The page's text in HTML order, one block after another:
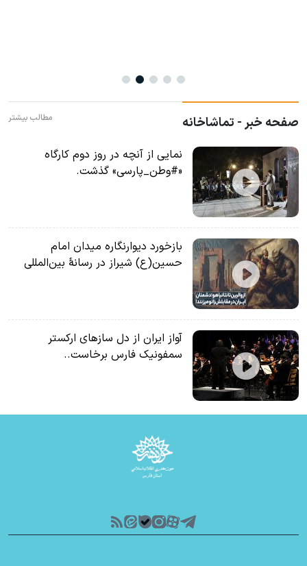
صفحه خبر - تماشاخانه مطالب بیشتر
نمایی از آنچه در روز دوم کارگاه
«#وطن_پارسی» گذشت.
بازخورد دیوارنگاره میدان امام
حسین(ع) شیراز در رسانۀ بین‌المللی
آواز ایران از دل سازهای ارکستر
سمفونیک فارس برخاست..